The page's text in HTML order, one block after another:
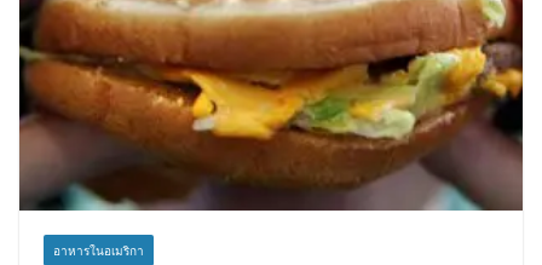
อาหารในอเมริกา